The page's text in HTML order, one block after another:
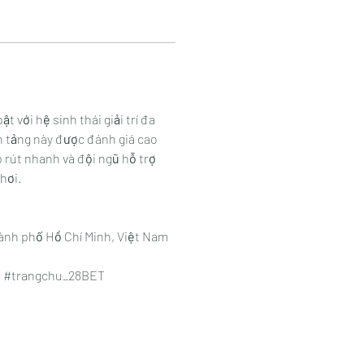
với hệ sinh thái giải trí đa
này được đánh giá cao
rút nhanh và đội ngũ hỗ trợ
phố Hồ Chí Minh, Việt Nam
#trangchu_28BET